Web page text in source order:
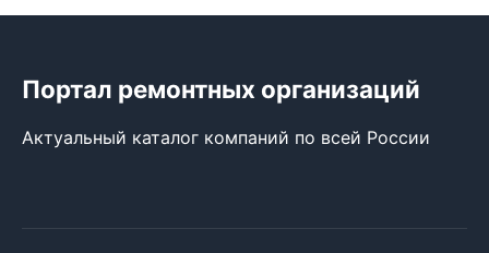
Портал ремонтных организаций
Актуальный каталог компаний по всей России